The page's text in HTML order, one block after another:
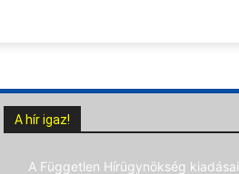
A hír igaz!
A Független Hírügynökség kiadásai